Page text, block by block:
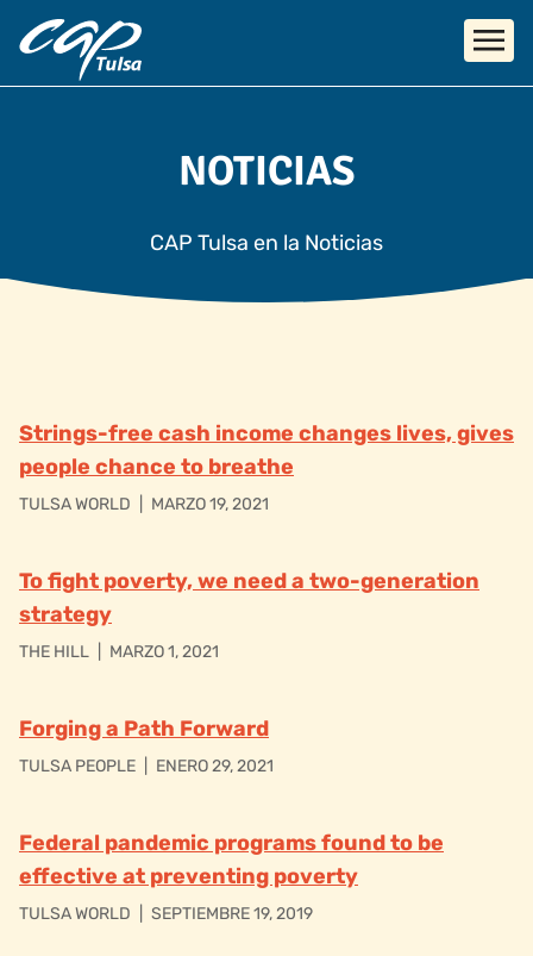
Skip to main content
NOTICIAS
CAP Tulsa en la Noticias
Strings-free cash income changes lives, gives
people chance to breathe
TULSA WORLD MARZO 19, 2021
To fight poverty, we need a two-generation
strategy
THE HILL MARZO 1, 2021
Forging a Path Forward
TULSA PEOPLE ENERO 29, 2021
Federal pandemic programs found to be
effective at preventing poverty
TULSA WORLD SEPTIEMBRE 19, 2019